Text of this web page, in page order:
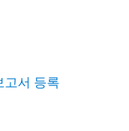
고서 등록